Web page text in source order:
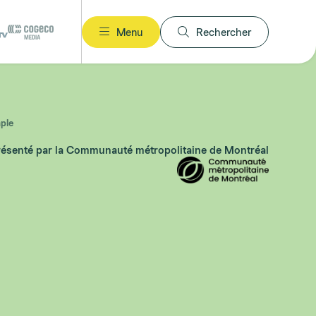
Menu Rechercher
par la Communauté métropolitaine de Montréal
(opens in a new tab)